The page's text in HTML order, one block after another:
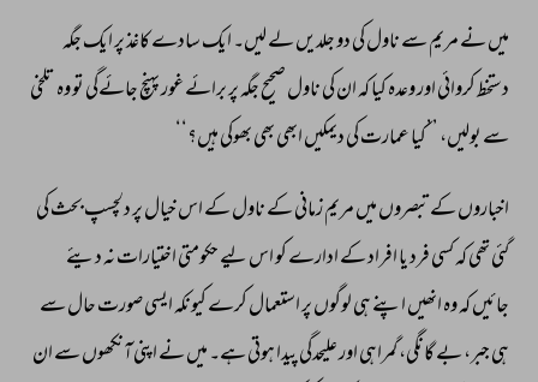
میں نے مریم سے ناول کی دو جلدیں لے لیں۔ ایک سادے کاغذ پر ایک جگہ
دستخط کروائی اور وعدہ کیا کہ ان کی ناول صحیح جگہ پر برائے غور پہنچ جائےگی تو وہ تلخی
سے بولیں، ’’کیا عمارت کی دیمکیں ابھی بھی بھوکی ہیں؟‘‘
اخباروں کے تبصروں میں مریم زمانی کے ناول کے اس خیال پر دلچسپ بحث کی
گئی تھی کہ کسی فرد یا افراد کے ادارے کو اس لیے حکومتی اختیارات نہ دیئے
جائیں کہ وہ انھیں اپنے ہی لوگوں پر استعمال کرے کیونکہ ایسی صورت حال سے
ہی جبر، بے گانگی، گمراہی اور علیحدگی پیدا ہوتی ہے۔ میں نے اپنی آنکھوں سے ان